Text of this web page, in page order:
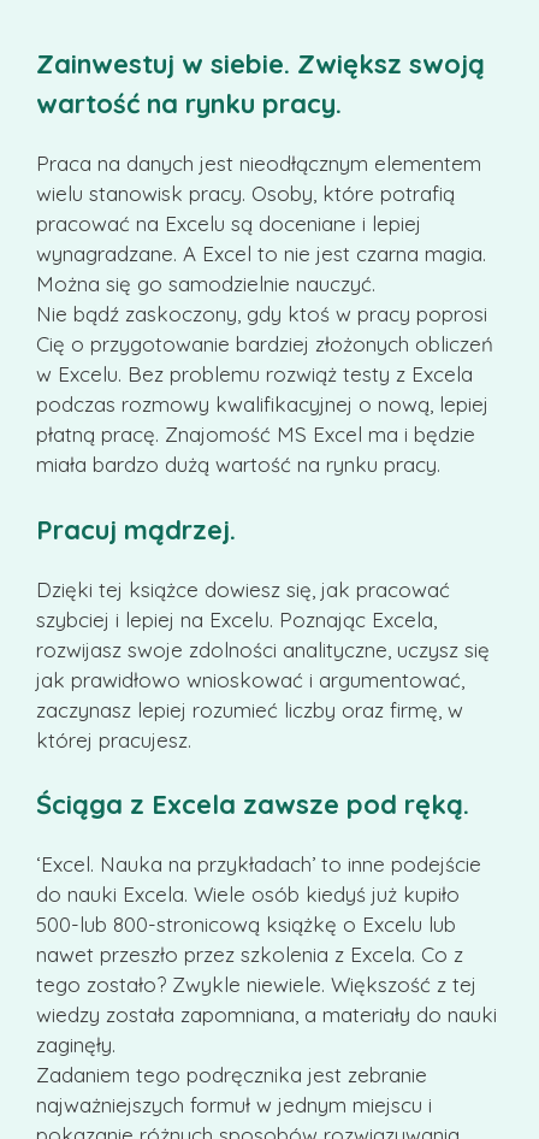
Zainwestuj w siebie. Zwiększ swoją
wartość na rynku pracy.
Praca na danych jest nieodłącznym elementem
wielu stanowisk pracy. Osoby, które potrafią
pracować na Excelu są doceniane i lepiej
wynagradzane. A Excel to nie jest czarna magia.
Można się go samodzielnie nauczyć.
Nie bądź zaskoczony, gdy ktoś w pracy poprosi
Cię o przygotowanie bardziej złożonych obliczeń
w Excelu. Bez problemu rozwiąż testy z Excela
podczas rozmowy kwalifikacyjnej o nową, lepiej
płatną pracę. Znajomość MS Excel ma i będzie
miała bardzo dużą wartość na rynku pracy.
Pracuj mądrzej.
Dzięki tej książce dowiesz się, jak pracować
szybciej i lepiej na Excelu. Poznając Excela,
rozwijasz swoje zdolności analityczne, uczysz się
jak prawidłowo wnioskować i argumentować,
zaczynasz lepiej rozumieć liczby oraz firmę, w
której pracujesz.
Ściąga z Excela zawsze pod ręką.
‘Excel. Nauka na przykładach’ to inne podejście
do nauki Excela. Wiele osób kiedyś już kupiło
500-lub 800-stronicową książkę o Excelu lub
nawet przeszło przez szkolenia z Excela. Co z
tego zostało? Zwykle niewiele. Większość z tej
wiedzy została zapomniana, a materiały do nauki
zaginęły.
Zadaniem tego podręcznika jest zebranie
najważniejszych formuł w jednym miejscu i